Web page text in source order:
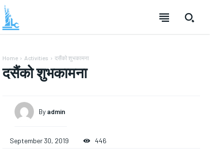
Home Activities दसैंको शुभकामना
दसैंको शुभकामना
By admin
September 30, 2019 446